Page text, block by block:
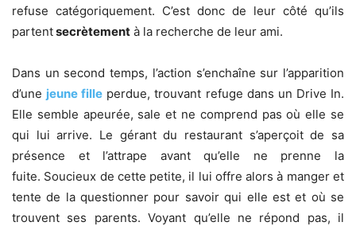
refuse catégoriquement. C’est donc de leur côté qu’ils
partentsecrètement à la recherche de leur ami.
Dans un second temps, l’action s’enchaîne sur l’apparition
d’une jeune fille perdue, trouvant refuge dans un Drive In.
Elle semble apeurée, sale et ne comprend pas où elle se
qui lui arrive. Le gérant du restaurant s’aperçoit de sa
présence et l’attrape avant qu’elle ne prenne la
fuite. Soucieux de cette petite, il lui offre alors à manger et
tente de la questionner pour savoir qui elle est et où se
trouvent ses parents. Voyant qu’elle ne répond pas, il